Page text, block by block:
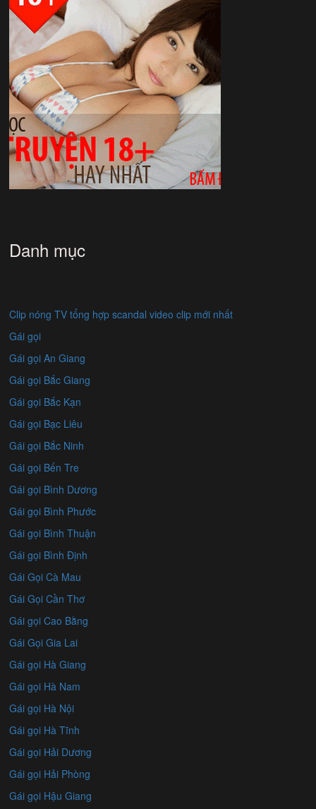
Danh mục
Clip nóng TV tổng hợp scandal video clip mới nhất
Gái gọi
Gái gọi An Giang
Gái gọi Bắc Giang
Gái gọi Bắc Kạn
Gái gọi Bạc Liêu
Gái gọi Bắc Ninh
Gái gọi Bến Tre
Gái gọi Bình Dương
Gái gọi Bình Phước
Gái gọi Bình Thuận
Gái gọi Bình Định
Gái Gọi Cà Mau
Gái Gọi Cần Thơ
Gái gọi Cao Bằng
Gái Gọi Gia Lai
Gái gọi Hà Giang
Gái gọi Hà Nam
Gái gọi Hà Nội
Gái gọi Hà Tĩnh
Gái gọi Hải Dương
Gái gọi Hải Phòng
Gái gọi Hậu Giang